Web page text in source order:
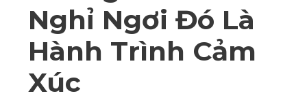
Nghỉ Ngơi Đó Là
Hành Trình Cảm
Xúc